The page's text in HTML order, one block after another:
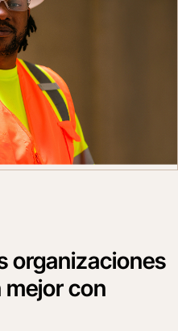
organizaciones
con